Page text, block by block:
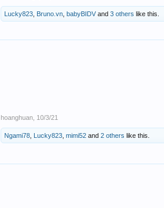
Lucky823 Bruno.vn babyBIDV and 3 others like this.
hoanghuan 10/3/21
Ngami78 Lucky823 mimi52 and 2 others like this.